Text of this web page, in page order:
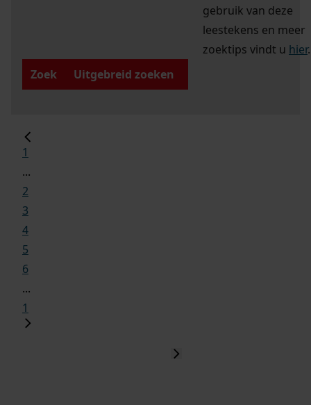
gebruik van deze
leestekens en meer
zoektips vindt u hier.
Zoek
Uitgebreid zoeken
1
...
2
3
4
5
6
...
1